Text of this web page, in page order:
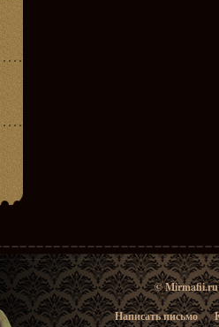
© Mirmafii.ru
Написать письмо